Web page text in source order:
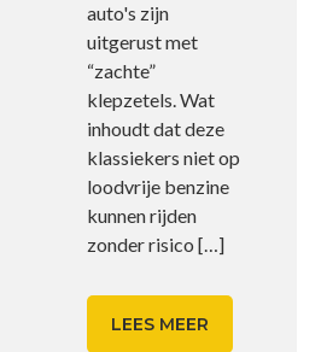
auto's zijn
uitgerust met
“zachte”
klepzetels. Wat
inhoudt dat deze
klassiekers niet op
loodvrije benzine
kunnen rijden
zonder risico[…]
LEES MEER